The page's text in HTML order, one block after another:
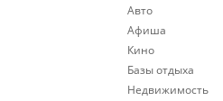
Авто
Афиша
Кино
Базы отдыха
Недвижимость